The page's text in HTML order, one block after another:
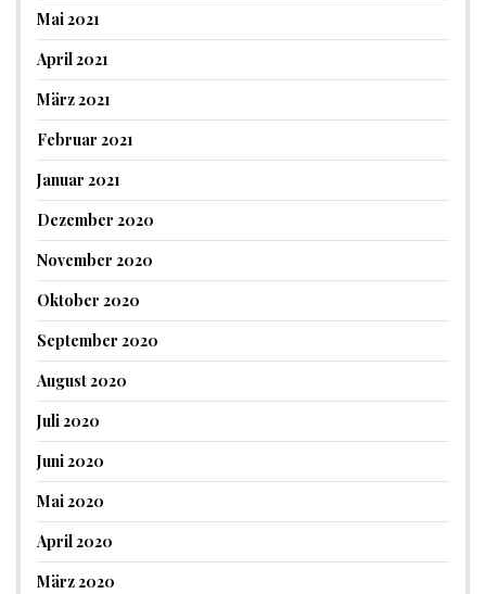
Mai 2021
April 2021
März 2021
Februar 2021
Januar 2021
Dezember 2020
November 2020
Oktober 2020
September 2020
August 2020
Juli 2020
Juni 2020
Mai 2020
April 2020
März 2020